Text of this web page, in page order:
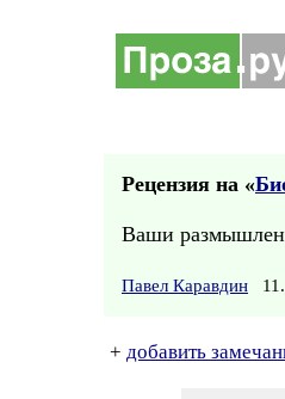
Рецензия на «
Ваши
Павел Каравдин
+ добавить